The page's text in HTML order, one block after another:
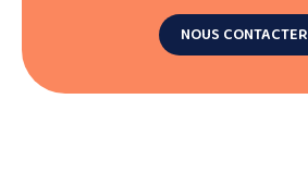
NOUS CONTACTER